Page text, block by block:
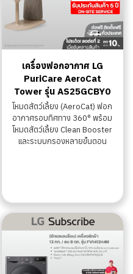
เครื่องฟอกอากาศ LG
PuriCare AeroCat
Tower รุ่น AS25GCBY0
โหมดสัตว์เลี้ยง (AeroCat) ฟอก
อากาศรอบทิศทาง 360° พร้อม
โหมดสัตว์เลี้ยง Clean Booster
และระบบกรองหลายขั้นตอน